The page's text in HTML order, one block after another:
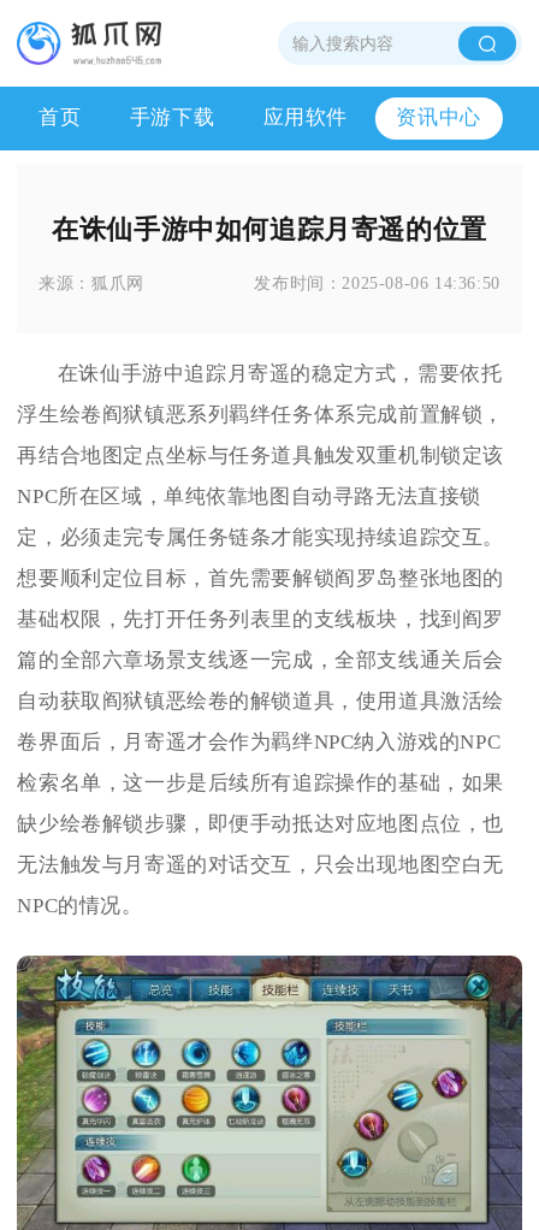
首页 手游下载 应用软件 资讯中心
在诛仙手游中如何追踪月寄遥的位置
来源：狐爪网 发布时间：2025-08-06 14:36:50
在诛仙手游中追踪月寄遥的稳定方式，需要依托
浮生绘卷阎狱镇恶系列羁绊任务体系完成前置解锁，
再结合地图定点坐标与任务道具触发双重机制锁定该
NPC所在区域，单纯依靠地图自动寻路无法直接锁
定，必须走完专属任务链条才能实现持续追踪交互。
想要顺利定位目标，首先需要解锁阎罗岛整张地图的
基础权限，先打开任务列表里的支线板块，找到阎罗
篇的全部六章场景支线逐一完成，全部支线通关后会
自动获取阎狱镇恶绘卷的解锁道具，使用道具激活绘
卷界面后，月寄遥才会作为羁绊NPC纳入游戏的NPC
检索名单，这一步是后续所有追踪操作的基础，如果
缺少绘卷解锁步骤，即便手动抵达对应地图点位，也
无法触发与月寄遥的对话交互，只会出现地图空白无
NPC的情况。